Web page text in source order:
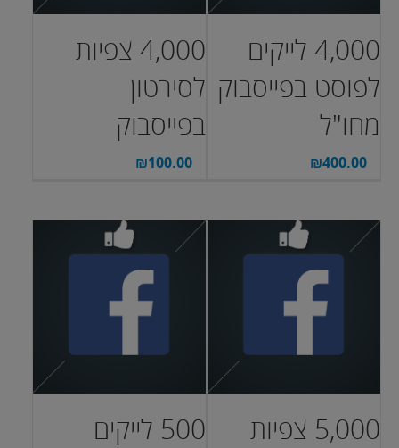
4,000 לייקים
לפוסט בפייסבוק
מחו"ל
₪400.00
4,000 צפיות
לסירטון
בפייסבוק
₪100.00
5,000 צפיות
500 לייקים